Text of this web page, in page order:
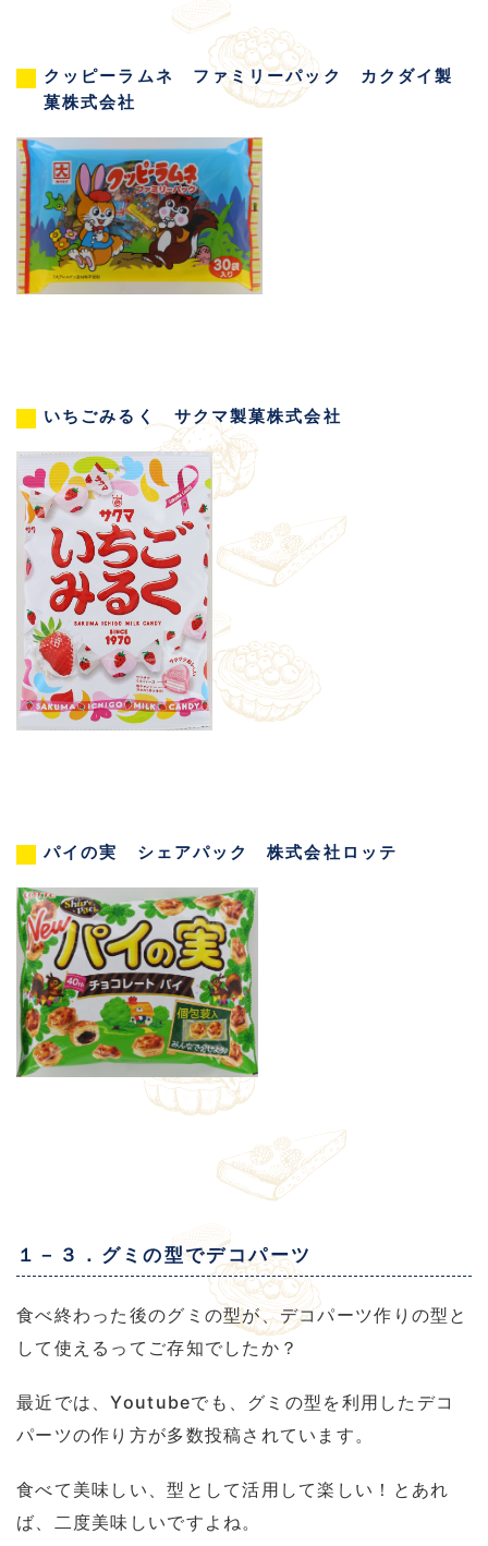
クッピーラムネ ファミリーパック カクダイ製
菓株式会社
いちごみるく サクマ製菓株式会社
パイの実 シェアパック 株式会社ロッテ
１－３．グミの型でデコパーツ
食べ終わった後のグミの型が、デコパーツ作りの型と
して使えるってご存知でしたか？
最近では、Youtubeでも、グミの型を利用したデコ
パーツの作り方が多数投稿されています。
食べて美味しい、型として活用して楽しい！とあれ
ば、二度美味しいですよね。